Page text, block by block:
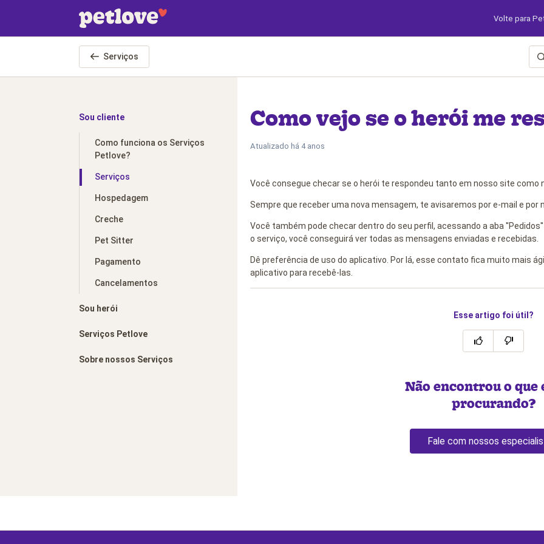
Volte para
Serviços
Como vejo se o herói me
Atualizado há 4 anos
Você consegue checar se o herói te respondeu tanto em nosso site como
Sempre que receber uma nova mensagem, te avisaremos por e-mail e por
Você também pode checar dentro do seu perfil, acessando a aba
o serviço, você conseguirá ver todas as mensagens enviadas e recebidas.
Dê preferência de uso do aplicativo. Por lá, esse contato fica muito mais
aplicativo para recebê-las.
Esse artigo foi útil?
Não encontrou o que
procurando?
Fale com nossos
Sou cliente
Como funciona os Serviços
Petlove?
Serviços
Hospedagem
Creche
Pet Sitter
Pagamento
Cancelamentos
Sou herói
Serviços Petlove
Sobre nossos Serviços